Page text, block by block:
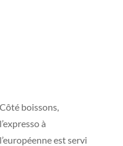
Côté boissons,
l’expresso à
l’européenne est servi